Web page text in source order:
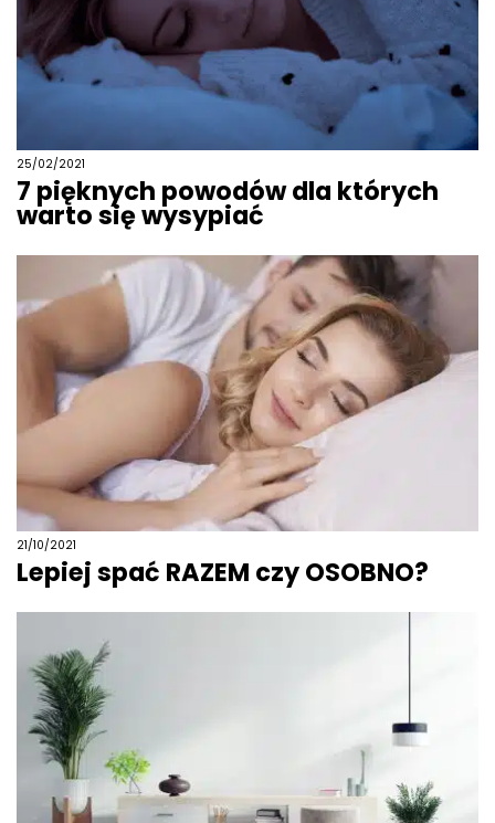
25/02/2021
7 pięknych powodów dla których
warto się wysypiać
21/10/2021
Lepiej spać RAZEM czy OSOBNO?